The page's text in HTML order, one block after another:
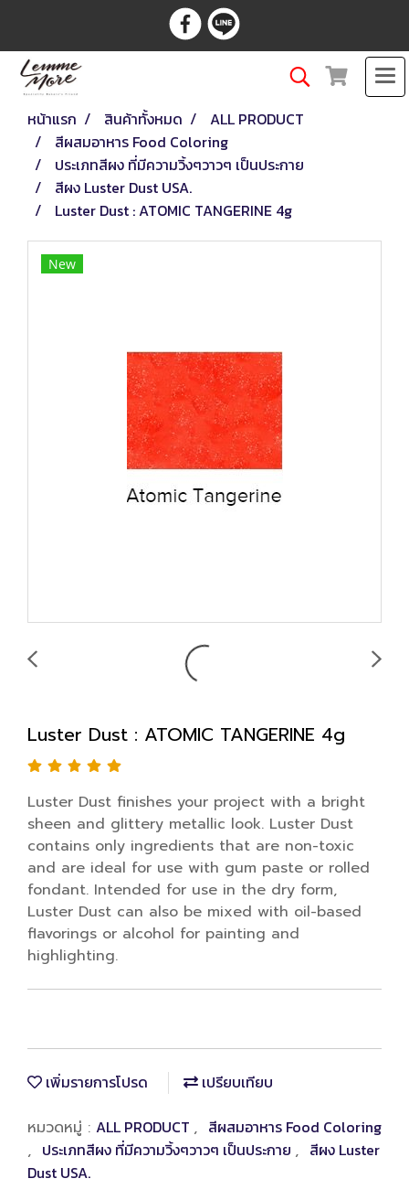
หน้าแรก สินค้าทั้งหมด
ALL PRODUCT
สีผสมอาหาร Food Coloring
ประเภทสีผง ที่มีความวิ้งๆวาวๆ เป็นประกาย
สีผง Luster Dust USA.
Luster Dust : ATOMIC TANGERINE 4g
New
Luster Dust : ATOMIC TANGERINE 4g
Luster Dust finishes your project with a bright
sheen and glittery metallic look. Luster Dust
contains only ingredients that are non-toxic
and are ideal for use with gum paste or rolled
fondant. Intended for use in the dry form,
Luster Dust can also be mixed with oil-based
flavorings or alcohol for painting and
highlighting.
เพิ่มรายการโปรด เปรียบเทียบ
หมวดหมู่ : ALL PRODUCT , สีผสมอาหาร Food Coloring
, ประเภทสีผง ที่มีความวิ้งๆวาวๆ เป็นประกาย , สีผง Luster
Dust USA.